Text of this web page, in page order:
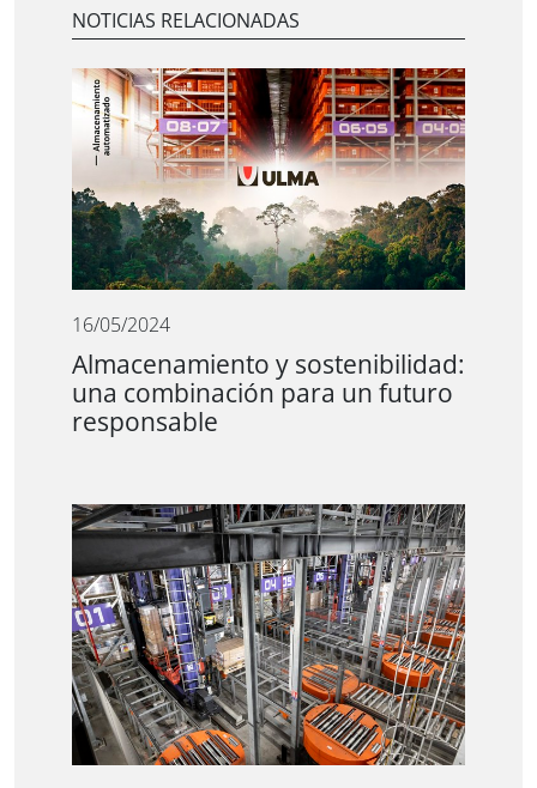
NOTICIAS RELACIONADAS
16/05/2024
Almacenamiento y sostenibilidad:
una combinación para un futuro
responsable